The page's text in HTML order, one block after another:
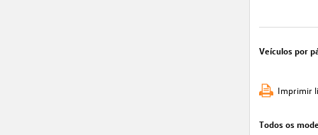
Veículos por
Imprimir
Todos os